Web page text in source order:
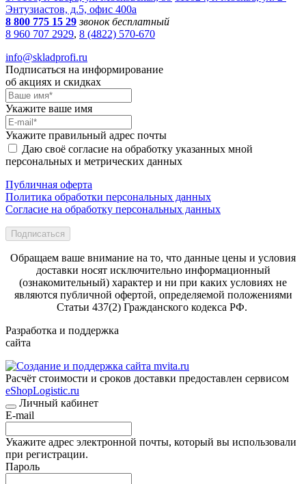
Энтузиастов, д.5, офис 400а
8 800 775 15 29 звонок бесплатный
8 960 707 2929, 8 (4822) 570-670
info@skladprofi.ru
Подписаться на информирование
об акциях и скидках
Укажите ваше имя
Укажите правильный адрес почты
Даю своё согласие на обработку указанных мной
персональных и метрических данных
Публичная оферта
Политика обработки персональных данных
Согласие на обработку персональных данных
Подписаться
Обращаем ваше внимание на то, что данные цены и условия
доставки носят исключительно информационный
(ознакомительный) характер и ни при каких условиях не
являются публичной офертой, определяемой положениями
Статьи 437(2) Гражданского кодекса РФ.
Разработка и поддержка
сайта
Расчёт стоимости и сроков доставки предоставлен сервисом
eShopLogistic.ru
Личный кабинет
E-mail
Укажите адрес электронной почты, который вы использовали
при регистрации.
Пароль